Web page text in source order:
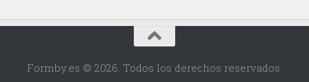
Formby.es © 2026. Todos los derechos reservados.